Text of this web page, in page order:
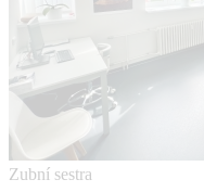
Zubní sestra